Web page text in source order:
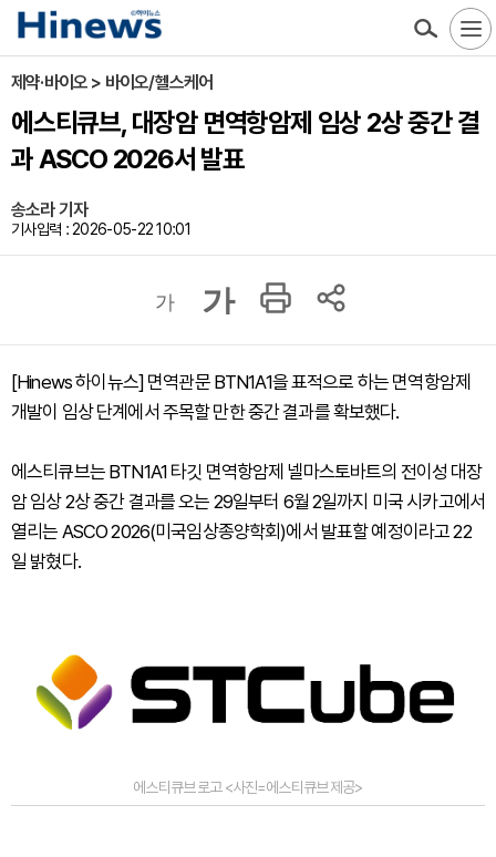
제약·바이오 > 바이오/헬스케어
에스티큐브, 대장암 면역항암제 임상 2상 중간 결
과 ASCO 2026서 발표
송소라 기자
기사입력 : 2026-05-22 10:01
가 가
[Hinews 하이뉴스] 면역관문 BTN1A1을 표적으로 하는 면역항암제
개발이 임상 단계에서 주목할 만한 중간 결과를 확보했다.
에스티큐브는 BTN1A1 타깃 면역항암제 넬마스토바트의 전이성 대장
암 임상 2상 중간 결과를 오는 29일부터 6월 2일까지 미국 시카고에서
열리는 ASCO 2026(미국임상종양학회)에서 발표할 예정이라고 22
일 밝혔다.
에스티큐브 로고 <사진=에스티큐브 제공>